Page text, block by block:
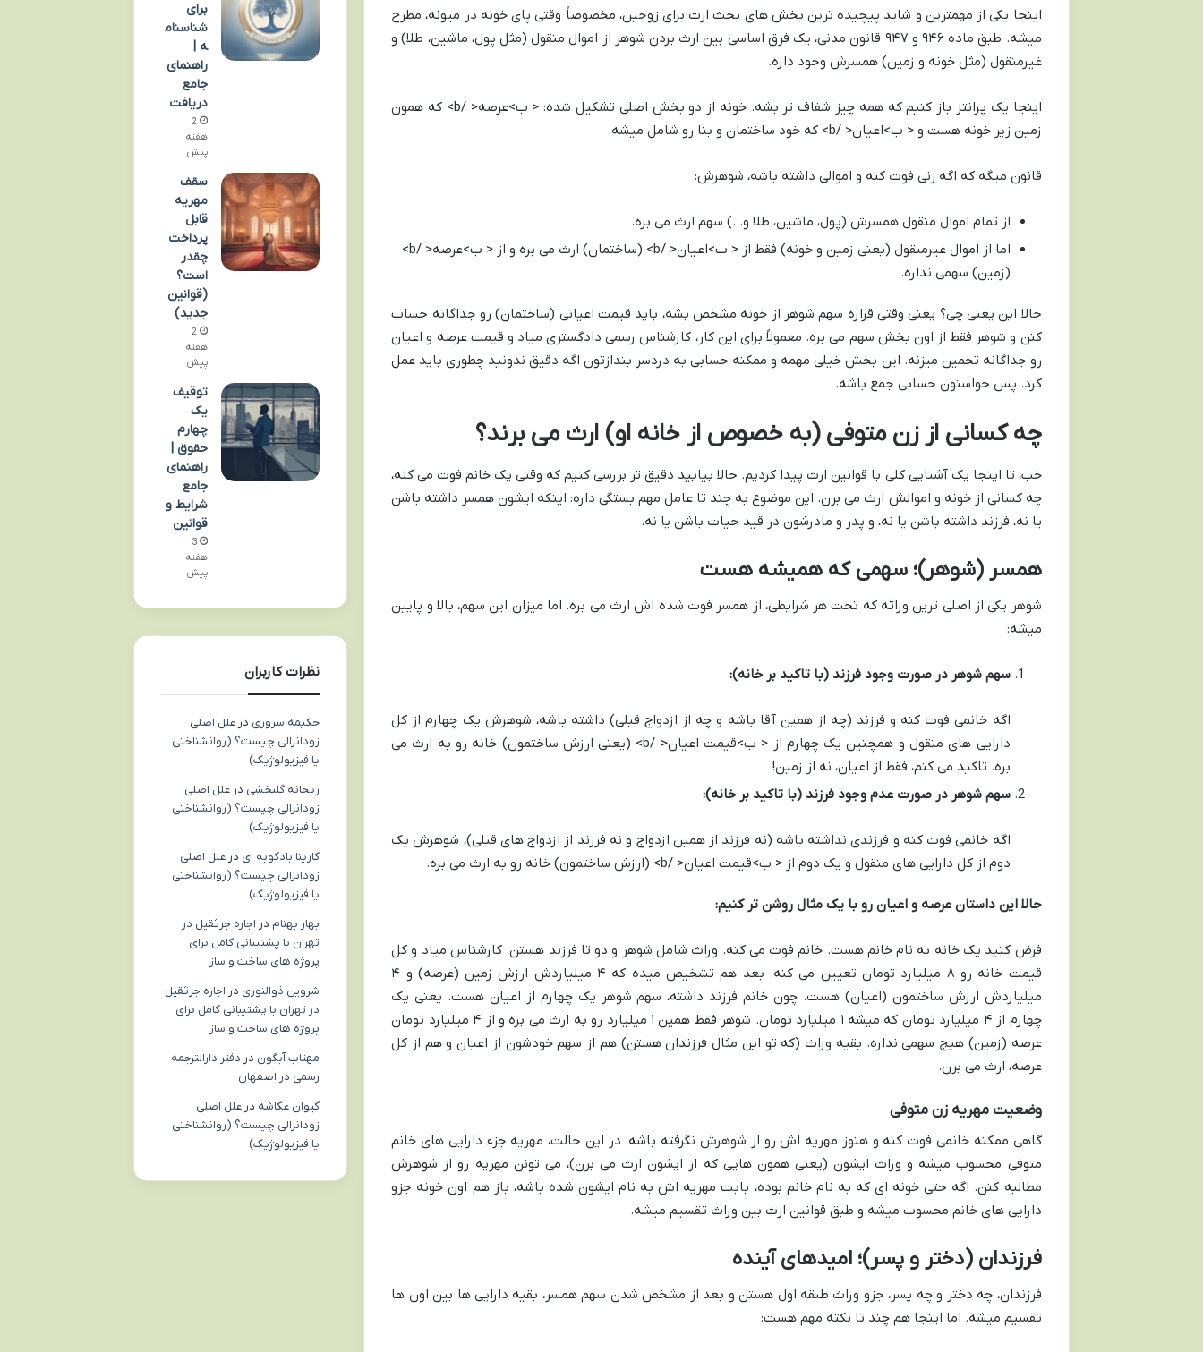
اینجا یکی از مهمترین و شاید پیچیده ترین بخش های بحث ارث برای زوجین، مخصوصاً وقتی پای خونه در میونه، مطرح
میشه. طبق ماده ۹۴۶ و ۹۴۷ قانون مدنی، یک فرق اساسی بین ارث بردن شوهر از اموال منقول (مثل پول، ماشین، طلا) و
غیرمنقول (مثل خونه و زمین) همسرش وجود داره.
اینجا یک پرانتز باز کنیم که همه چیز شفاف تر بشه. خونه از دو بخش اصلی تشکیل شده: < ب>عرصه< /b> که همون
زمین زیر خونه هست و < ب>اعیان< /b> که خود ساختمان و بنا رو شامل میشه.
قانون میگه که اگه زنی فوت کنه و اموالی داشته باشه، شوهرش:
از تمام اموال منقول همسرش (پول، ماشین، طلا و…) سهم ارث می بره.
اما از اموال غیرمنقول (یعنی زمین و خونه) فقط از < ب>اعیان< /b> (ساختمان) ارث می بره و از < ب>عرصه< /b>
(زمین) سهمی نداره.
حالا این یعنی چی؟ یعنی وقتی قراره سهم شوهر از خونه مشخص بشه، باید قیمت اعیانی (ساختمان) رو جداگانه حساب
کنن و شوهر فقط از اون بخش سهم می بره. معمولاً برای این کار، کارشناس رسمی دادگستری میاد و قیمت عرصه و اعیان
رو جداگانه تخمین میزنه. این بخش خیلی مهمه و ممکنه حسابی به دردسر بندازتون اگه دقیق ندونید چطوری باید عمل
کرد. پس حواستون حسابی جمع باشه.
چه کسانی از زن متوفی (به خصوص از خانه او) ارث می برند؟
خب، تا اینجا یک آشنایی کلی با قوانین ارث پیدا کردیم. حالا بیایید دقیق تر بررسی کنیم که وقتی یک خانم فوت می کنه،
چه کسانی از خونه و اموالش ارث می برن. این موضوع به چند تا عامل مهم بستگی داره: اینکه ایشون همسر داشته باشن
یا نه، فرزند داشته باشن یا نه، و پدر و مادرشون در قید حیات باشن یا نه.
همسر (شوهر)؛ سهمی که همیشه هست
شوهر یکی از اصلی ترین وراثه که تحت هر شرایطی، از همسر فوت شده اش ارث می بره. اما میزان این سهم، بالا و پایین
میشه:
سهم شوهر در صورت وجود فرزند (با تاکید بر خانه):
اگه خانمی فوت کنه و فرزند (چه از همین آقا باشه و چه از ازدواج قبلی) داشته باشه، شوهرش یک چهارم از کل
دارایی های منقول و همچنین یک چهارم از < ب>قیمت اعیان< /b> (یعنی ارزش ساختمون) خانه رو به ارث می
بره. تاکید می کنم، فقط از اعیان، نه از زمین!
سهم شوهر در صورت عدم وجود فرزند (با تاکید بر خانه):
اگه خانمی فوت کنه و فرزندی نداشته باشه (نه فرزند از همین ازدواج و نه فرزند از ازدواج های قبلی)، شوهرش یک
دوم از کل دارایی های منقول و یک دوم از < ب>قیمت اعیان< /b> (ارزش ساختمون) خانه رو به ارث می بره.
حالا این داستان عرصه و اعیان رو با یک مثال روشن تر کنیم:
فرض کنید یک خانه به نام خانم هست. خانم فوت می کنه. وراث شامل شوهر و دو تا فرزند هستن. کارشناس میاد و کل
قیمت خانه رو ۸ میلیارد تومان تعیین می کنه. بعد هم تشخیص میده که ۴ میلیاردش ارزش زمین (عرصه) و ۴
میلیاردش ارزش ساختمون (اعیان) هست. چون خانم فرزند داشته، سهم شوهر یک چهارم از اعیان هست. یعنی یک
چهارم از ۴ میلیارد تومان که میشه ۱ میلیارد تومان. شوهر فقط همین ۱ میلیارد رو به ارث می بره و از ۴ میلیارد تومان
عرصه (زمین) هیچ سهمی نداره. بقیه وراث (که تو این مثال فرزندان هستن) هم از سهم خودشون از اعیان و هم از کل
عرصه، ارث می برن.
وضعیت مهریه زن متوفی
گاهی ممکنه خانمی فوت کنه و هنوز مهریه اش رو از شوهرش نگرفته باشه. در این حالت، مهریه جزء دارایی های خانم
متوفی محسوب میشه و وراث ایشون (یعنی همون هایی که از ایشون ارث می برن)، می تونن مهریه رو از شوهرش
مطالبه کنن. اگه حتی خونه ای که به نام خانم بوده، بابت مهریه اش به نام ایشون شده باشه، باز هم اون خونه جزو
دارایی های خانم محسوب میشه و طبق قوانین ارث بین وراث تقسیم میشه.
فرزندان (دختر و پسر)؛ امیدهای آینده
فرزندان، چه دختر و چه پسر، جزو وراث طبقه اول هستن و بعد از مشخص شدن سهم همسر، بقیه دارایی ها بین اون ها
تقسیم میشه. اما اینجا هم چند تا نکته مهم هست:
برای
شناسنام
ه |
راهنمای
جامع
دریافت
2
هفته
پیش
سقف
مهریه
قابل
پرداخت
چقدر
است؟
(قوانین
جدید)
2
هفته
پیش
توقیف
یک
چهارم
حقوق |
راهنمای
جامع
شرایط و
قوانین
3
هفته
پیش
نظرات کاربران
حکیمه سروری در علل اصلی
زودانزالی چیست؟ (روانشناختی
یا فیزیولوژیک)
ریحانه گلبخشی در علل اصلی
زودانزالی چیست؟ (روانشناختی
یا فیزیولوژیک)
کارینا بادکوبه ای در علل اصلی
زودانزالی چیست؟ (روانشناختی
یا فیزیولوژیک)
بهار بهنام در اجاره جرثقیل در
تهران با پشتیبانی کامل برای
پروژه های ساخت و ساز
شروین ذوالنوری در اجاره جرثقیل
در تهران با پشتیبانی کامل برای
پروژه های ساخت و ساز
مهتاب آبگون در دفتر دارالترجمه
رسمی در اصفهان
کیوان عکاشه در علل اصلی
زودانزالی چیست؟ (روانشناختی
یا فیزیولوژیک)